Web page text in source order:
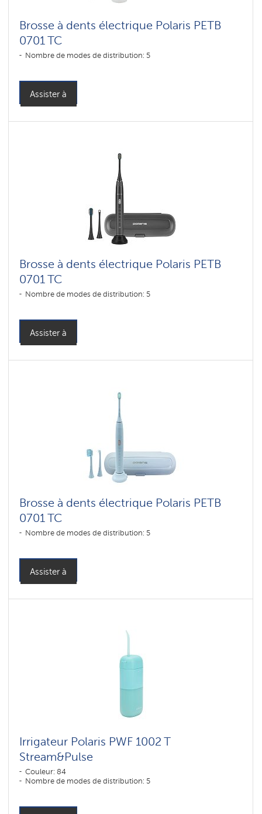
Brosse à dents électrique Polaris PETB
0701 TC
Nombre de modes de distribution: 5
Assister à
Brosse à dents électrique Polaris PETB
0701 TC
Nombre de modes de distribution: 5
Assister à
Brosse à dents électrique Polaris PETB
0701 TC
Nombre de modes de distribution: 5
Assister à
Irrigateur Polaris PWF 1002 T
Stream&Pulse
Couleur: 84
Nombre de modes de distribution: 5